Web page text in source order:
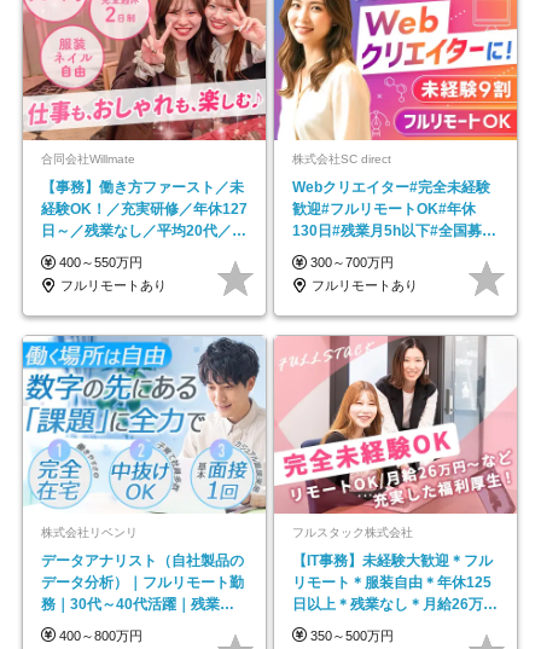
合同会社Willmate
【事務】働き方ファースト／未
経験OK！／充実研修／年休127
日～／残業なし／平均20代／リ
モートOK
400～550万円
フルリモートあり
株式会社SC direct
Webクリエイター#完全未経験
歓迎#フルリモートOK#年休
130日#残業月5h以下#全国募集
#最大1年の研修
300～700万円
フルリモートあり
株式会社リベンリ
データアナリスト（自社製品の
データ分析）｜フルリモート勤
務｜30代～40代活躍｜残業少
なめ｜子育て社員多数活躍
400～800万円
フルスタック株式会社
【IT事務】未経験大歓迎＊フル
リモート＊服装自由＊年休125
日以上＊残業なし＊月給26万円
以上
350～500万円